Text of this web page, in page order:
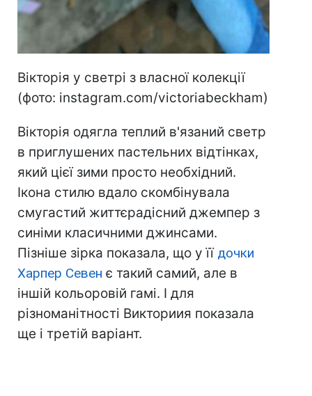
Вікторія у светрі з власної колекції
(фото: instagram.com/victoriabeckham)
Вікторія одягла теплий в'язаний светр
в приглушених пастельних відтінках,
який цієї зими просто необхідний.
Ікона стилю вдало скомбінувала
смугастий життєрадісний джемпер з
синіми класичними джинсами.
Пізніше зірка показала, що у її дочки
Харпер Севен є такий самий, але в
іншій кольоровій гамі. І для
різноманітності Викториия показала
ще і третій варіант.